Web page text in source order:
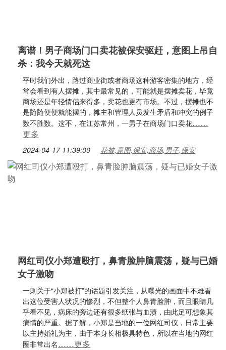
离谱！男子商场门口卖花被保安驱赶，意图上吊自
杀：我今天就死这
平时我们外出，路过商业街或者商场这种游客密集的地方，经
常会看到有人摆摊，其中最常见的，可能就是摆摊卖花，毕竟
商场还是年轻情侣来得多，卖花也更有市场。不过，摆摊也不
是随随便便就能摆的，摊主和管理人员发生矛盾和冲突的例子
数不胜数。这不，在江苏常州，一男子在商场门口卖花……
更多
2024-04-17 11:39:00 花被,意图,保安,商场,男子,保安
网红司仪小郑遭殴打，鼻青脸肿脑震荡，疑与已婚
女子激吻
一则关于“小郑被打”的话题引发关注，从曝光的画面中不难看
出这位受害人状况的惨烈，不但整个人鼻青脸肿，而且眼睛几
乎看不见，病床的旁边还有很多纸张与血渍，由此足可想象其
病情的严重。据了解，小郑是当地的一位网红司仪，日常主要
以主持婚礼为主，由于本身长相极具特色，所以在当地的网红
圈非常出名……更多